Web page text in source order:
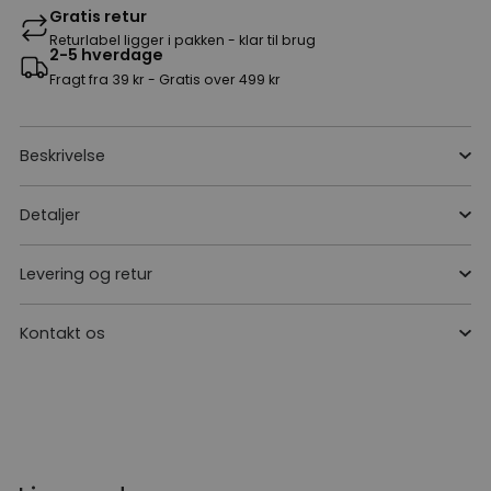
Gratis retur
Returlabel ligger i pakken - klar til brug
2-5 hverdage
Fragt fra 39 kr - Gratis over 499 kr
Beskrivelse
Detaljer
Levering og retur
Kontakt os